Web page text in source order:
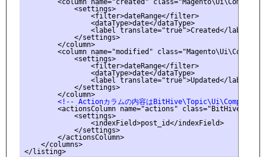
            <settings>
                <filter>dateRange</filter>
                <dataType>date</dataType>
                <label translate="true">Created</label>
            </settings>
        </column>
            <settings>
                <filter>dateRange</filter>
                <dataType>date</dataType>
                <label translate="true">Updated</label>
            </settings>
        </column>
<!-- Actionカラムの内容は
<actionsColumn name="actions"
            <settings>
                <indexField>post_id</indexField>
            </settings>
        </actionsColumn>
    </columns>
</listing>